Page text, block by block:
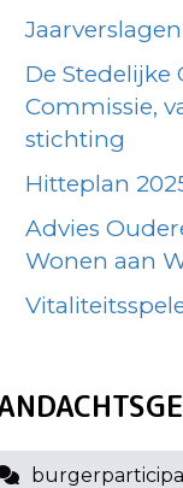
Jaarverslagen
De Stedelijke
Commissie,
stichting
Hitteplan
Advies
Wonen aan